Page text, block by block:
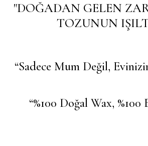
"DOĞADAN GELEN
TOZUNUN
“Sadece Mum Değil,
“%100 Doğal Wax, %100